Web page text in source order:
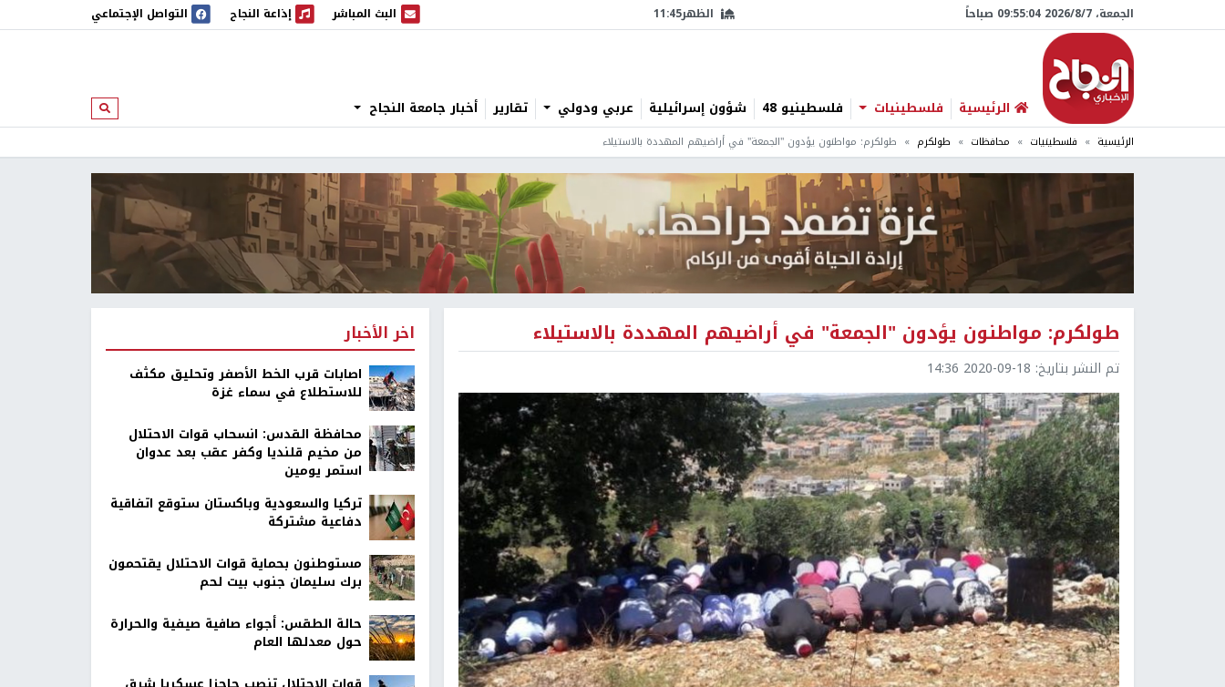
الجمعة، 7/‏8/‏2026 09:55:05 صباحاً الظهر11:45 البث المباشر
البث المباشر إذاعة النجاح
إذاعة النجاح التواصل الإجتماعي
الرئيسية فلسطينيات فلسطينيو 48 شؤون إسرائيلية عربي ودولي تقارير أخبار جامعة النجاح ابحث
الرئيسية فلسطينيات محافظات طولكرم طولكرم: مواطنون يؤدون "الجمعة" في أراضيهم المهددة بالاستيلاء
طولكرم: مواطنون يؤدون "الجمعة" في أراضيهم المهددة بالاستيلاء
تم النشر بتاريخ: 2020-09-18 14:36
اخر الأخبار
اصابات قرب الخط الأصفر وتحليق مكثف
للاستطلاع في سماء غزة
محافظة القدس: انسحاب قوات الاحتلال
من مخيم قلنديا وكفر عقب بعد عدوان
استمر يومين
تركيا والسعودية وباكستان ستوقع اتفاقية
دفاعية مشتركة
مستوطنون بحماية قوات الاحتلال يقتحمون
برك سليمان جنوب بيت لحم
حالة الطقس: أجواء صافية صيفية والحرارة
حول معدلها العام